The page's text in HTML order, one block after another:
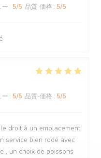
ー : 5/5 品質-価格 : 5/5
ー : 5/5 品質-価格 : 5/5
droit à un emplacement
service bien rodé avec
, un choix de poissons